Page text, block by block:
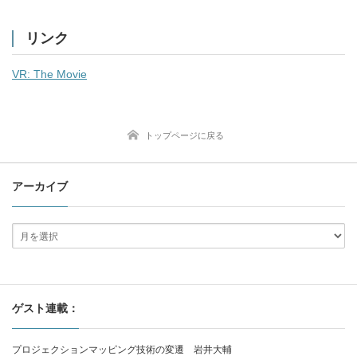
リンク
VR: The Movie
トップページに戻る
アーカイブ
ゲスト連載：
プロジェクションマッピング技術の変遷 岩井大輔